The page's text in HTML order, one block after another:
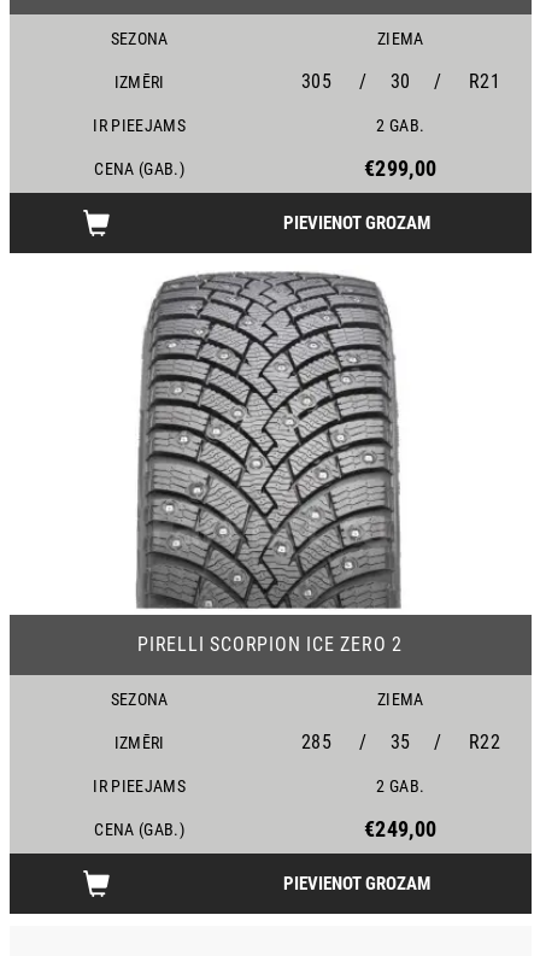
SEZONA ZIEMA
IZMĒRI 305 / 30 / R21
IR PIEEJAMS 2 GAB.
CENA (GAB.) €299,00
PIEVIENOT GROZAM
PIRELLI SCORPION ICE ZERO 2
SEZONA ZIEMA
IZMĒRI 285 / 35 / R22
IR PIEEJAMS 2 GAB.
CENA (GAB.) €249,00
PIEVIENOT GROZAM